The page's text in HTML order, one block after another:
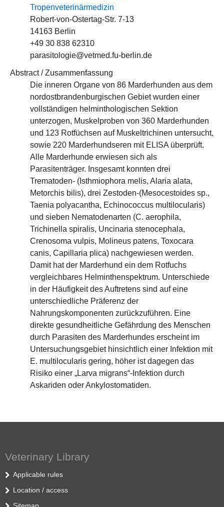
Tropenveterinärmedizin
Robert-von-Ostertag-Str. 7-13
14163 Berlin
+49 30 838 62310
parasitologie@vetmed.fu-berlin.de
Abstract / Zusammenfassung
Die inneren Organe von 86 Marderhunden aus dem
nordostbrandenburgischen Gebiet wurden einer
vollständigen helminthologischen Sektion
unterzogen, Muskelproben von 360 Marderhunden
und 123 Rotfüchsen auf Muskeltrichinen untersucht,
sowie 220 Marderhundseren mit ELISA überprüft.
Alle Marderhunde erwiesen sich als
Parasitenträger. Insgesamt konnten drei
Trematoden- (Isthmiophora melis, Alaria alata,
Metorchis bilis), drei Zestoden-(Mesocestoides sp.,
Taenia polyacantha, Echinococcus multilocularis)
und sieben Nematodenarten (C. aerophila,
Trichinella spiralis, Uncinaria stenocephala,
Crenosoma vulpis, Molineus patens, Toxocara
canis, Capillaria plica) nachgewiesen werden.
Damit hat der Marderhund ein dem Rotfuchs
vergleichbares Helminthenspektrum. Unterschiede
in der Häufigkeit des Auftretens sind auf eine
unterschiedliche Präferenz der
Nahrungskomponenten zurückzuführen. Eine
direkte gesundheitliche Gefährdung des Menschen
durch Parasiten des Marderhundes erscheint im
Untersuchungsgebiet hinsichtlich einer Infektion mit
E. multilocularis gering, höher ist dagegen das
Risiko einer „Larva migrans“-Infektion durch
Askariden oder Ankylostomatiden.
Veterinary Library
Applicable rules
Location / access